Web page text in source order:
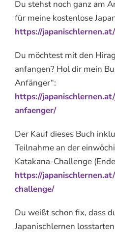
Du stehst noch ganz am
für meine kostenlose
https://
Du möchtest mit den
anfangen? Hol dir mein
Anfänger“:
https://
anfaenger/
Der Kauf dieses Buch
Teilnahme an der
Katakana-Challenge
https://
challenge/
Du weißt schon fix, dass
Japanischlernen